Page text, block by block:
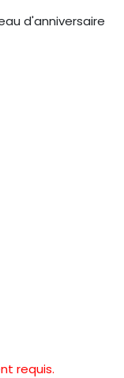
d'anniversaire
requis.